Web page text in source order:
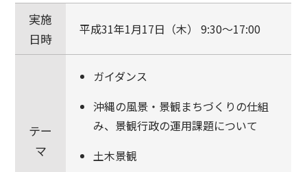
実施
日時
平成31年1月17日（木） 9:30～17:00
テー
マ
ガイダンス
沖縄の風景・景観まちづくりの仕組
み、景観行政の運用課題について
土木景観